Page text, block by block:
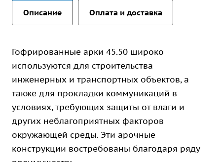
Описание Оплата и доставка
Гофрированные арки 45.50 широко
используются для строительства
инженерных и транспортных объектов, а
также для прокладки коммуникаций в
условиях, требующих защиты от влаги и
других неблагоприятных факторов
окружающей среды. Эти арочные
конструкции востребованы благодаря ряду